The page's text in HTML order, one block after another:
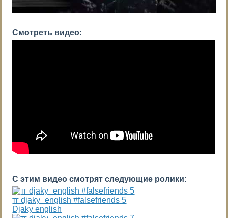
Смотреть видео:
С этим видео смотрят следующие ролики:
тг djaky_english #falsefriends 5
Djaky english